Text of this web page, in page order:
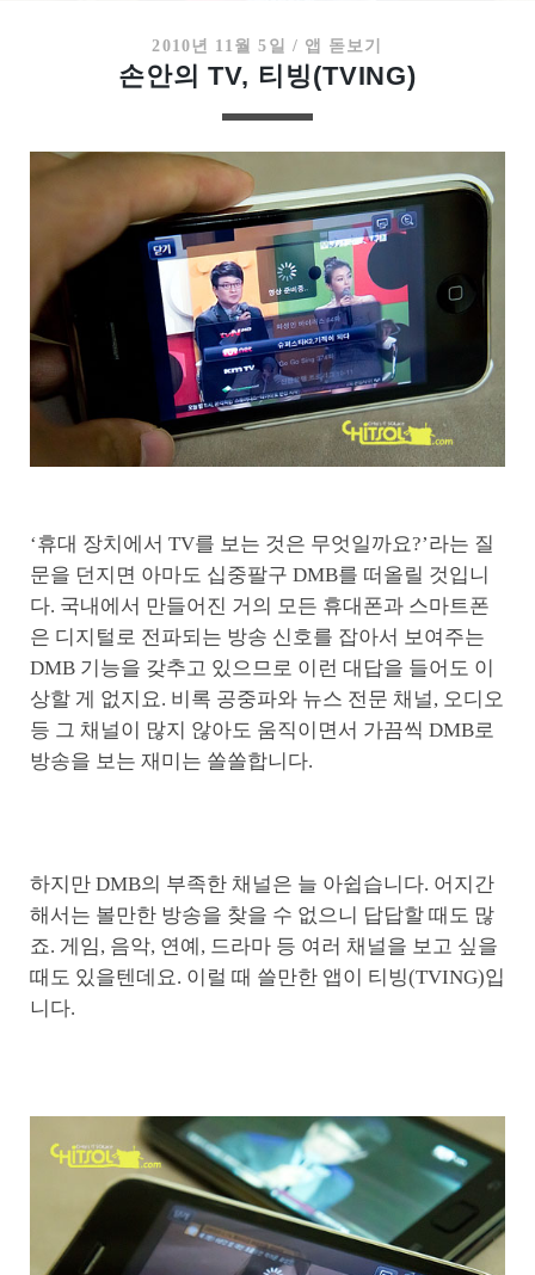
2010년 11월 5일 / 앱 돋보기
손안의 TV, 티빙(TVING)
‘휴대 장치에서 TV를 보는 것은 무엇일까요?’라는 질
문을 던지면 아마도 십중팔구 DMB를 떠올릴 것입니
다. 국내에서 만들어진 거의 모든 휴대폰과 스마트폰
은 디지털로 전파되는 방송 신호를 잡아서 보여주는
DMB 기능을 갖추고 있으므로 이런 대답을 들어도 이
상할 게 없지요. 비록 공중파와 뉴스 전문 채널, 오디오
등 그 채널이 많지 않아도 움직이면서 가끔씩 DMB로
방송을 보는 재미는 쏠쏠합니다.
하지만 DMB의 부족한 채널은 늘 아쉽습니다. 어지간
해서는 볼만한 방송을 찾을 수 없으니 답답할 때도 많
죠. 게임, 음악, 연예, 드라마 등 여러 채널을 보고 싶을
때도 있을텐데요. 이럴 때 쓸만한 앱이 티빙(TVING)입
니다.